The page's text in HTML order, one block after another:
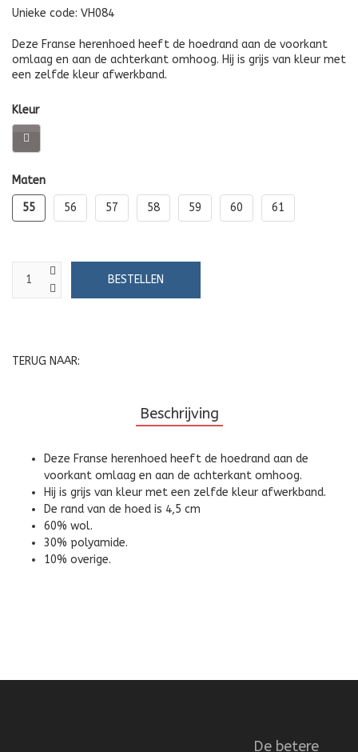
Unieke code: VH084
Deze Franse herenhoed heeft de hoedrand aan de voorkant
omlaag en aan de achterkant omhoog. Hij is grijs van kleur met
een zelfde kleur afwerkband.
Kleur
Maten
55
56 57 58 59 60 61
TERUG NAAR:
Beschrijving
Deze Franse herenhoed heeft de hoedrand aan de
voorkant omlaag en aan de achterkant omhoog.
Hij is grijs van kleur met een zelfde kleur afwerkband.
De rand van de hoed is 4,5 cm
60% wol.
30% polyamide.
10% overige.
De betere